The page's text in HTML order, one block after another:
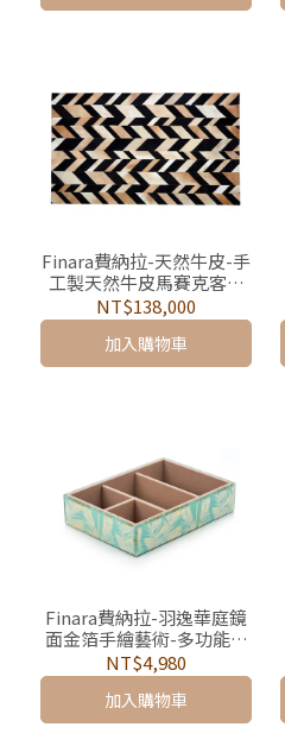
Finara費納拉-天然牛皮-手
工製天然牛皮馬賽克客廳
地毯-曼谷
NT$138,000
加入購物車
Finara費納拉-羽逸華庭鏡
面金箔手繪藝術-多功能首
飾收納盤
NT$4,980
加入購物車